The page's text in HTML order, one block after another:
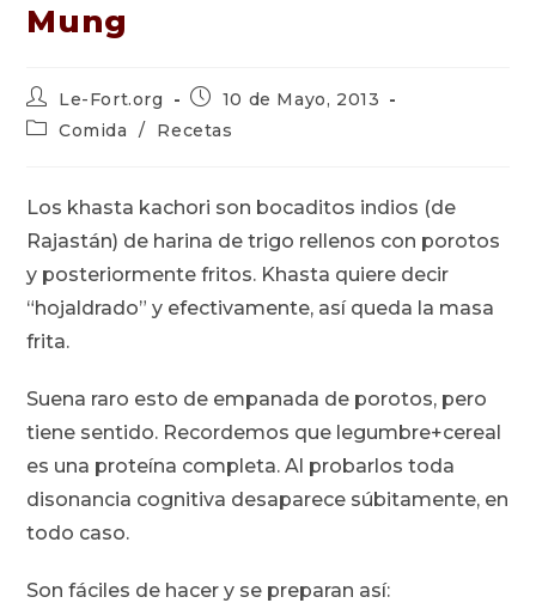
Mung
Autor
de
la
Le-Fort.org
Publicación
la
10 de Mayo, 2013
Categoría
entrada:
Comida / Recetas
Los khasta kachori son bocaditos indios (de
Rajastán) de harina de trigo rellenos con porotos
y posteriormente fritos. Khasta quiere decir
“hojaldrado” y efectivamente, así queda la masa
frita.
Suena raro esto de empanada de porotos, pero
tiene sentido. Recordemos que legumbre+cereal
es una proteína completa. Al probarlos toda
disonancia cognitiva desaparece súbitamente, en
todo caso.
Son fáciles de hacer y se preparan así: